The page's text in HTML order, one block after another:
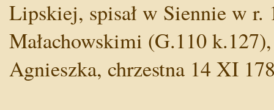
Lipskiej, spisał w Siennie w r.
Małachowskimi (G.110
Agnieszka, chrzestna 14 XI